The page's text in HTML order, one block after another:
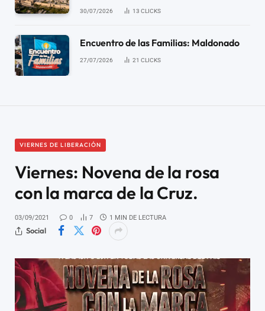
30/07/2026 13 CLICKS
Encuentro de las Familias: Maldonado
27/07/2026 21 CLICKS
VIERNES DE LIBERACIÓN
Viernes: Novena de la rosa
con la marca de la Cruz.
03/09/2021 0 7 1 MIN DE LECTURA
Social